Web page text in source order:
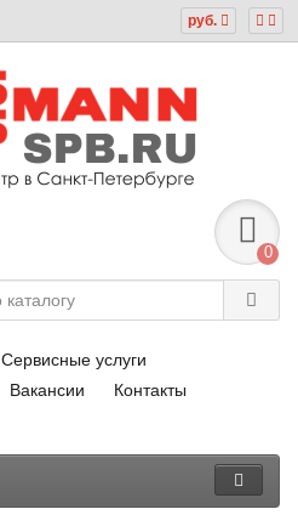
руб.
0
Сервисные услуги
Вакансии
Контакты